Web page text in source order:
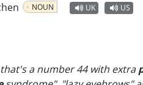
NOUN UK US
a number 44 with extra